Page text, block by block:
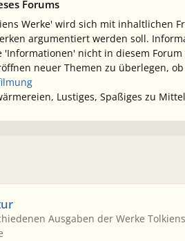
Forums
Werke' wird sich mit inhaltlichen
argumentiert werden soll.
'Informationen' nicht in diesem
neuer Themen zu überlegen,
Lustiges, Spaßiges zu
Ausgaben der Werke Tolkiens